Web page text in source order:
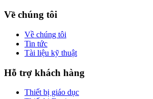
Về chúng tôi
Về chúng tôi
Tin tức
Tài liệu kỹ thuật
Hỗ trợ khách hàng
Thiết bị giáo dục